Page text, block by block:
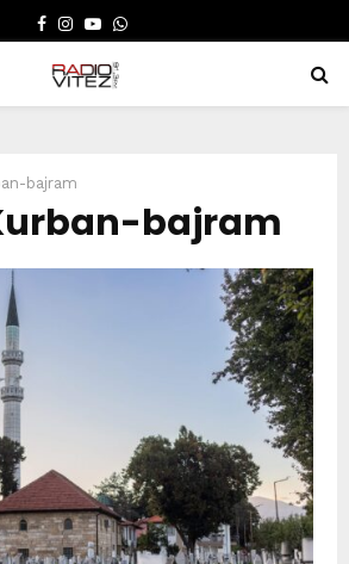
FACEBOOK
INSTAGRAM
YOUTUBE
WHATSAPP
bajram
bajram